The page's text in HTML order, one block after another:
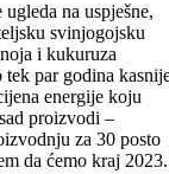
na uspješne,
svinjogojsku
i kukuruza
par godina
energije koju
proizvodi –
za 30 posto
da ćemo kraj 2023.